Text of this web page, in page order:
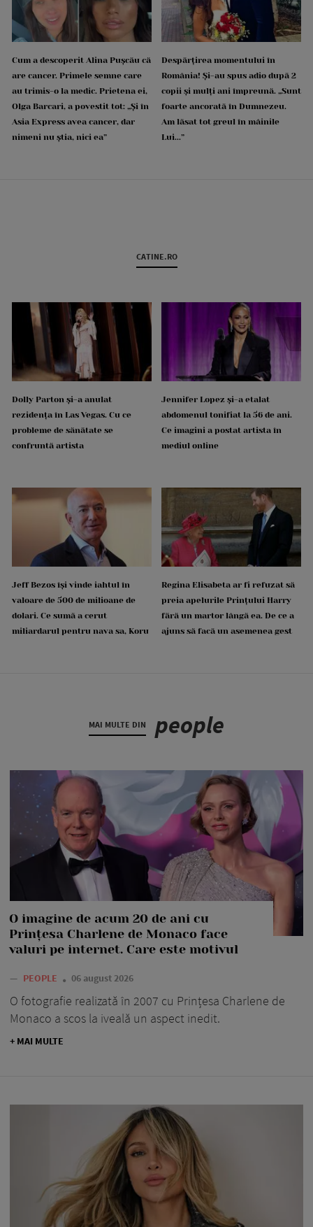
Cum a descoperit Alina Pușcău că
are cancer. Primele semne care
au trimis-o la medic. Prietena ei,
Olga Barcari, a povestit tot: „Și în
Asia Express avea cancer, dar
nimeni nu știa, nici ea”
Despărțirea momentului în
România! Și-au spus adio după 2
copii și mulți ani împreună. „Sunt
foarte ancorată în Dumnezeu.
Am lăsat tot greul în mâinile
Lui...”
CATINE.RO
Dolly Parton și-a anulat
rezidența în Las Vegas. Cu ce
probleme de sănătate se
confruntă artista
Jennifer Lopez și-a etalat
abdomenul tonifiat la 56 de ani.
Ce imagini a postat artista în
mediul online
Jeff Bezos își vinde iahtul în
valoare de 500 de milioane de
dolari. Ce sumă a cerut
miliardarul pentru nava sa, Koru
Regina Elisabeta ar fi refuzat să
preia apelurile Prințului Harry
fără un martor lângă ea. De ce a
ajuns să facă un asemenea gest
MAI MULTE DIN people
O imagine de acum 20 de ani cu
Prințesa Charlene de Monaco face
valuri pe internet. Care este motivul
— PEOPLE 06 august 2026
O fotografie realizată în 2007 cu Prințesa Charlene de
Monaco a scos la iveală un aspect inedit.
+ MAI MULTE